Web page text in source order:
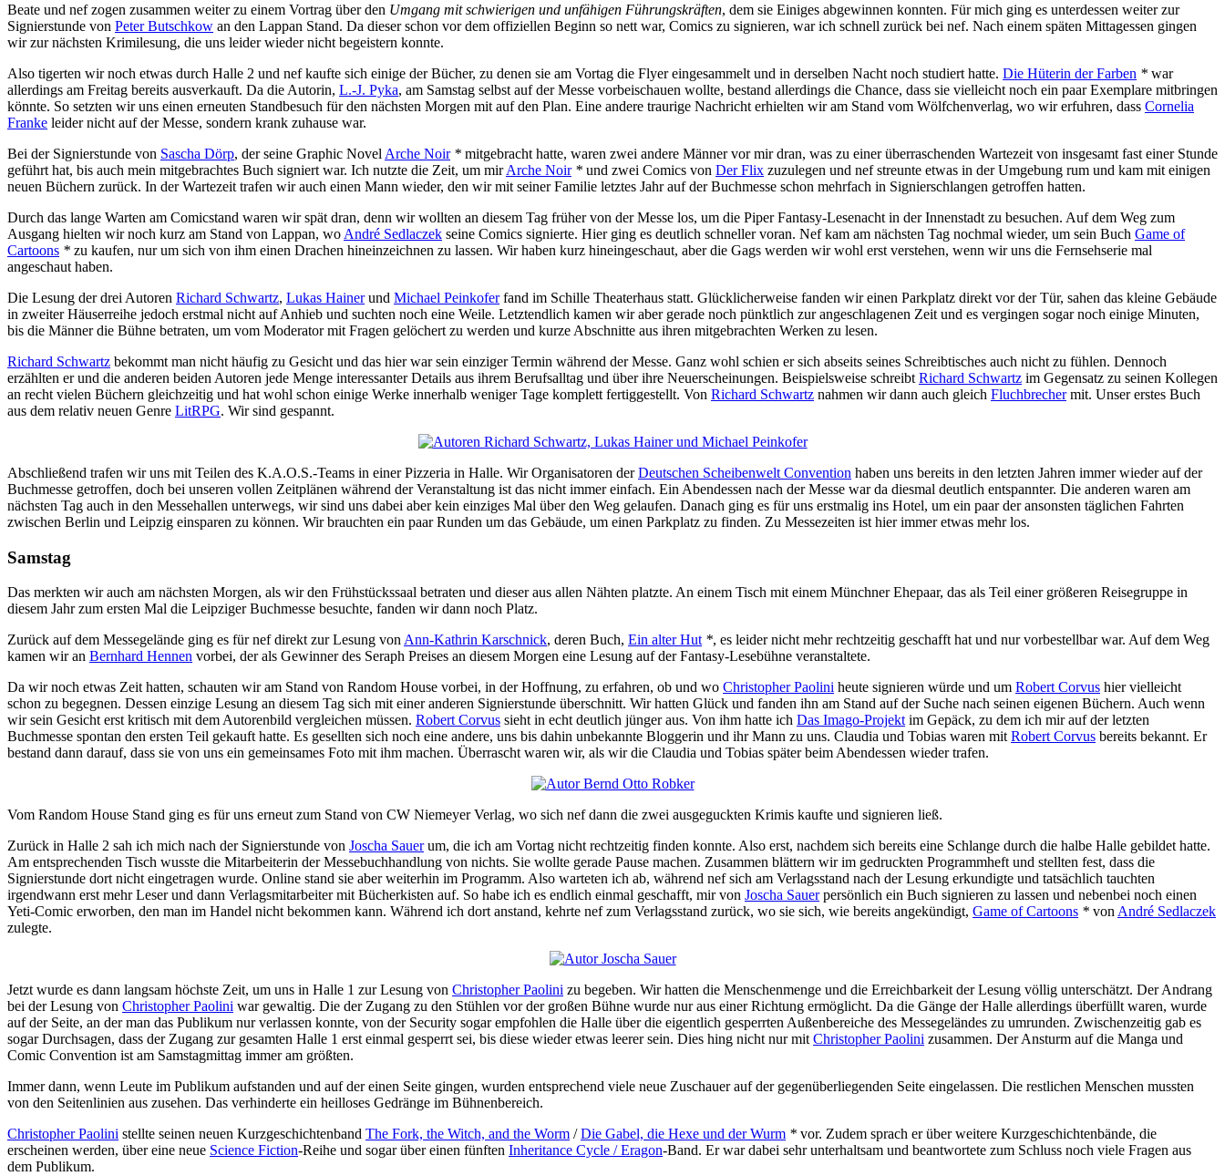
Beate und nef zogen zusammen weiter zu einem Vortrag über den Umgang mit schwierigen und unfähigen Führungskräften, dem sie Einiges abgewinnen konnten. Für mich ging es unterdessen weiter zur
Signierstunde von Peter Butschkow an den Lappan Stand. Da dieser schon vor dem offiziellen Beginn so nett war, Comics zu signieren, war ich schnell zurück bei nef. Nach einem späten Mittagessen gingen
wir zur nächsten Krimilesung, die uns leider wieder nicht begeistern konnte.
Also tigerten wir noch etwas durch Halle 2 und nef kaufte sich einige der Bücher, zu denen sie am Vortag die Flyer eingesammelt und in derselben Nacht noch studiert hatte. Die Hüterin der Farben * war
allerdings am Freitag bereits ausverkauft. Da die Autorin, L.-J. Pyka, am Samstag selbst auf der Messe vorbeischauen wollte, bestand allerdings die Chance, dass sie vielleicht noch ein paar Exemplare mitbringen
könnte. So setzten wir uns einen erneuten Standbesuch für den nächsten Morgen mit auf den Plan. Eine andere traurige Nachricht erhielten wir am Stand vom Wölfchenverlag, wo wir erfuhren, dass Cornelia
Franke leider nicht auf der Messe, sondern krank zuhause war.
Bei der Signierstunde von Sascha Dörp, der seine Graphic Novel Arche Noir * mitgebracht hatte, waren zwei andere Männer vor mir dran, was zu einer überraschenden Wartezeit von insgesamt fast einer Stunde
geführt hat, bis auch mein mitgebrachtes Buch signiert war. Ich nutzte die Zeit, um mirArche Noir * und zwei Comics von Der Flix zuzulegen und nef streunte etwas in der Umgebung rum und kam mit einigen
neuen Büchern zurück. In der Wartezeit trafen wir auch einen Mann wieder, den wir mit seiner Familie letztes Jahr auf der Buchmesse schon mehrfach in Signierschlangen getroffen hatten.
Durch das lange Warten am Comicstand waren wir spät dran, denn wir wollten an diesem Tag früher von der Messe los, um die Piper Fantasy-Lesenacht in der Innenstadt zu besuchen. Auf dem Weg zum
Ausgang hielten wir noch kurz am Stand von Lappan, wo André Sedlaczek seine Comics signierte. Hier ging es deutlich schneller voran. Nef kam am nächsten Tag nochmal wieder, um sein Buch Game of
Cartoons * zu kaufen, nur um sich von ihm einen Drachen hineinzeichnen zu lassen. Wir haben kurz hineingeschaut, aber die Gags werden wir wohl erst verstehen, wenn wir uns die Fernsehserie mal
angeschaut haben.
Die Lesung der drei Autoren Richard Schwartz, Lukas Hainerund Michael Peinkoferfand im Schille Theaterhaus statt. Glücklicherweise fanden wir einen Parkplatz direkt vor der Tür, sahen das kleine Gebäude
in zweiter Häuserreihe jedoch erstmal nicht auf Anhieb und suchten noch eine Weile. Letztendlich kamen wir aber gerade noch pünktlich zur angeschlagenen Zeit und es vergingen sogar noch einige Minuten,
bis die Männer die Bühne betraten, um vom Moderator mit Fragen gelöchert zu werden und kurze Abschnitte aus ihren mitgebrachten Werken zu lesen.
Richard Schwartz bekommt man nicht häufig zu Gesicht und das hier war sein einziger Termin während der Messe. Ganz wohl schien er sich abseits seines Schreibtisches auch nicht zu fühlen. Dennoch
erzählten er und die anderen beiden Autoren jede Menge interessanter Details aus ihrem Berufsalltag und über ihre Neuerscheinungen. Beispielsweise schreibt Richard Schwartz im Gegensatz zu seinen Kollegen
an recht vielen Büchern gleichzeitig und hat wohl schon einige Werke innerhalb weniger Tage komplett fertiggestellt. Von Richard Schwartz nahmen wir dann auch gleich Fluchbrechermit. Unser erstes Buch
aus dem relativ neuen Genre LitRPG. Wir sind gespannt.
Abschließend trafen wir uns mit Teilen des K.A.O.S.-Teams in einer Pizzeria in Halle. Wir Organisatoren derDeutschen Scheibenwelt Convention haben uns bereits in den letzten Jahren immer wieder auf der
Buchmesse getroffen, doch bei unseren vollen Zeitplänen während der Veranstaltung ist das nicht immer einfach. Ein Abendessen nach der Messe war da diesmal deutlich entspannter. Die anderen waren am
nächsten Tag auch in den Messehallen unterwegs, wir sind uns dabei aber kein einziges Mal über den Weg gelaufen. Danach ging es für uns erstmalig ins Hotel, um ein paar der ansonsten täglichen Fahrten
zwischen Berlin und Leipzig einsparen zu können. Wir brauchten ein paar Runden um das Gebäude, um einen Parkplatz zu finden. Zu Messezeiten ist hier immer etwas mehr los.
Samstag
Das merkten wir auch am nächsten Morgen, als wir den Frühstückssaal betraten und dieser aus allen Nähten platzte. An einem Tisch mit einem Münchner Ehepaar, das als Teil einer größeren Reisegruppe in
diesem Jahr zum ersten Mal die Leipziger Buchmesse besuchte, fanden wir dann noch Platz.
Zurück auf dem Messegelände ging es für nef direkt zur Lesung von Ann-Kathrin Karschnick, deren Buch, Ein alter Hut *, es leider nicht mehr rechtzeitig geschafft hat und nur vorbestellbar war. Auf dem Weg
kamen wir an Bernhard Hennen vorbei, der als Gewinner des Seraph Preises an diesem Morgen eine Lesung auf der Fantasy-Lesebühne veranstaltete.
Da wir noch etwas Zeit hatten, schauten wir am Stand von Random House vorbei, in der Hoffnung, zu erfahren, ob und wo Christopher Paolini heute signieren würde und um Robert Corvus hier vielleicht
schon zu begegnen. Dessen einzige Lesung an diesem Tag sich mit einer anderen Signierstunde überschnitt. Wir hatten Glück und fanden ihn am Stand auf der Suche nach seinen eigenen Büchern. Auch wenn
wir sein Gesicht erst kritisch mit dem Autorenbild vergleichen müssen. Robert Corvus sieht in echt deutlich jünger aus. Von ihm hatte ich Das Imago-Projekt im Gepäck, zu dem ich mir auf der letzten
Buchmesse spontan den ersten Teil gekauft hatte. Es gesellten sich noch eine andere, uns bis dahin unbekannte Bloggerin und ihr Mann zu uns. Claudia und Tobias waren mit Robert Corvus bereits bekannt. Er
bestand dann darauf, dass sie von uns ein gemeinsames Foto mit ihm machen. Überrascht waren wir, als wir die Claudia und Tobias später beim Abendessen wieder trafen.
Vom Random House Stand ging es für uns erneut zum Stand von CW Niemeyer Verlag, wo sich nef dann die zwei ausgeguckten Krimis kaufte und signieren ließ.
Zurück in Halle 2 sah ich mich nach der Signierstunde von Joscha Sauerum, die ich am Vortag nicht rechtzeitig finden konnte. Also erst, nachdem sich bereits eine Schlange durch die halbe Halle gebildet hatte.
Am entsprechenden Tisch wusste die Mitarbeiterin der Messebuchhandlung von nichts. Sie wollte gerade Pause machen. Zusammen blättern wir im gedruckten Programmheft und stellten fest, dass die
Signierstunde dort nicht eingetragen wurde. Online stand sie aber weiterhin im Programm. Also warteten ich ab, während nef sich am Verlagsstand nach der Lesung erkundigte und tatsächlich tauchten
irgendwann erst mehr Leser und dann Verlagsmitarbeiter mit Bücherkisten auf. So habe ich es endlich einmal geschafft, mir von Joscha Sauerpersönlich ein Buch signieren zu lassen und nebenbei noch einen
Yeti-Comic erworben, den man im Handel nicht bekommen kann. Während ich dort anstand, kehrte nef zum Verlagsstand zurück, wo sie sich, wie bereits angekündigt, Game of Cartoons * von André Sedlaczek
zulegte.
Jetzt wurde es dann langsam höchste Zeit, um uns in Halle 1 zur Lesung von Christopher Paolini zu begeben. Wir hatten die Menschenmenge und die Erreichbarkeit der Lesung völlig unterschätzt. Der Andrang
bei der Lesung von Christopher Paolini war gewaltig. Die der Zugang zu den Stühlen vor der großen Bühne wurde nur aus einer Richtung ermöglicht. Da die Gänge der Halle allerdings überfüllt waren, wurde
auf der Seite, an der man das Publikum nur verlassen konnte, von der Security sogar empfohlen die Halle über die eigentlich gesperrten Außenbereiche des Messegeländes zu umrunden. Zwischenzeitig gab es
sogar Durchsagen, dass der Zugang zur gesamten Halle 1 erst einmal gesperrt sei, bis diese wieder etwas leerer sein. Dies hing nicht nur mit Christopher Paolini zusammen. Der Ansturm auf die Manga und
Comic Convention ist am Samstagmittag immer am größten.
Immer dann, wenn Leute im Publikum aufstanden und auf der einen Seite gingen, wurden entsprechend viele neue Zuschauer auf der gegenüberliegenden Seite eingelassen. Die restlichen Menschen mussten
von den Seitenlinien aus zusehen. Das verhinderte ein heilloses Gedränge im Bühnenbereich.
Christopher Paolini stellte seinen neuen Kurzgeschichtenband The Fork, the Witch, and the Worm /Die Gabel, die Hexe und der Wurm * vor. Zudem sprach er über weitere Kurzgeschichtenbände, die
erscheinen werden, über eine neue Science Fiction-Reihe und sogar über einen fünften Inheritance Cycle / Eragon-Band. Er war dabei sehr unterhaltsam und beantwortete zum Schluss noch viele Fragen aus
dem Publikum.